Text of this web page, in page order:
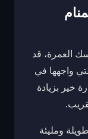
العمرة، قد
واجهها في
خير بزيادة
ومليئة